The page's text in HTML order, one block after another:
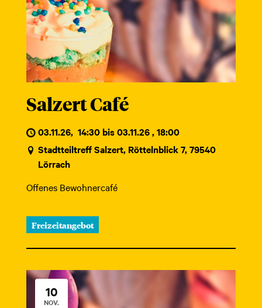
Salzert Café
03.11.26, 14:30 bis 03.11.26 , 18:00
Stadtteiltreff Salzert, Röttelnblick 7, 79540
Lörrach
Offenes Bewohnercafé
Freizeitangebot
10
NOV.